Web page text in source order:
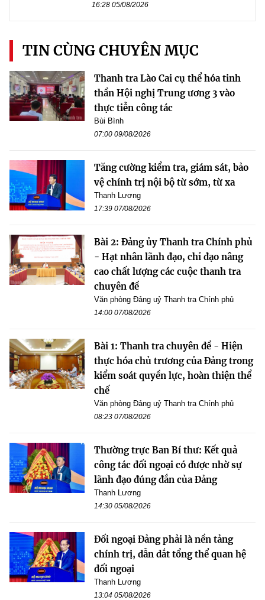
16:28 05/08/2026
TIN CÙNG CHUYÊN MỤC
Thanh tra Lào Cai cụ thể hóa tinh
thần Hội nghị Trung ương 3 vào
thực tiễn công tác
Bùi Bình
07:00 09/08/2026
Tăng cường kiểm tra, giám sát, bảo
vệ chính trị nội bộ từ sớm, từ xa
Thanh Lương
17:39 07/08/2026
Bài 2: Đảng ủy Thanh tra Chính phủ
- Hạt nhân lãnh đạo, chỉ đạo nâng
cao chất lượng các cuộc thanh tra
chuyên đề
Văn phòng Đảng uỷ Thanh tra Chính phủ
14:00 07/08/2026
Bài 1: Thanh tra chuyên đề - Hiện
thực hóa chủ trương của Đảng trong
kiểm soát quyền lực, hoàn thiện thể
chế
Văn phòng Đảng uỷ Thanh tra Chính phủ
08:23 07/08/2026
Thường trực Ban Bí thư: Kết quả
công tác đối ngoại có được nhờ sự
lãnh đạo đúng đắn của Đảng
Thanh Lương
14:30 05/08/2026
Đối ngoại Đảng phải là nền tảng
chính trị, dẫn dắt tổng thể quan hệ
đối ngoại
Thanh Lương
13:04 05/08/2026